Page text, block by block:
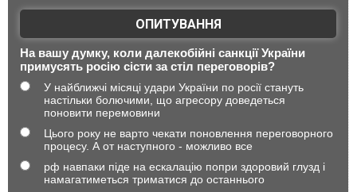
ОПИТУВАННЯ
На вашу думку, коли далекобійні санкції України
примусять росію сісти за стіл переговорів?
У найближчі місяці удари України по росії стануть
настільки болючими, що агресору доведеться
поновити перемовини
Цього року не варто чекати поновлення переговорного
процесу. А от наступного - можливо все
рф навпаки піде на ескалацію попри здоровий глузд і
намагатиметься триматися до останнього